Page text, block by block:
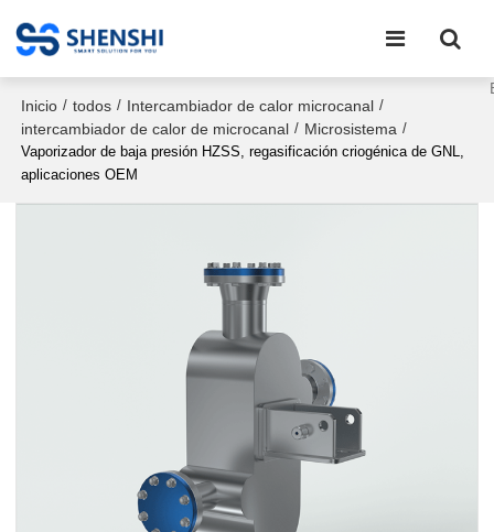
Inicio / todos / Intercambiador de calor microcanal /
intercambiador de calor de microcanal / Microsistema /
Vaporizador de baja presión HZSS, regasificación criogénica de GNL,
aplicaciones OEM